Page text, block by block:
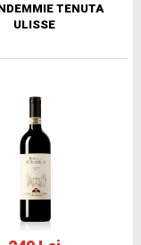
TENUTA
ULISSE